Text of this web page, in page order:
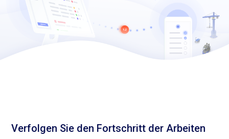
Verfolgen Sie den Fortschritt der Arbeiten